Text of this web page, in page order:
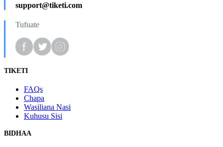
support@tiketi.com
Tufuate
TIKETI
FAQs
Chapa
Wasiliana Nasi
Kuhusu Sisi
BIDHAA